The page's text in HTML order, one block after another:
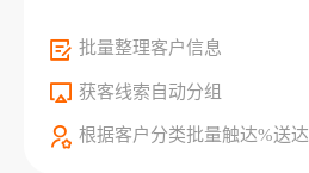
批量整理客户信息
获客线索自动分组
根据客户分类批量触达%送达